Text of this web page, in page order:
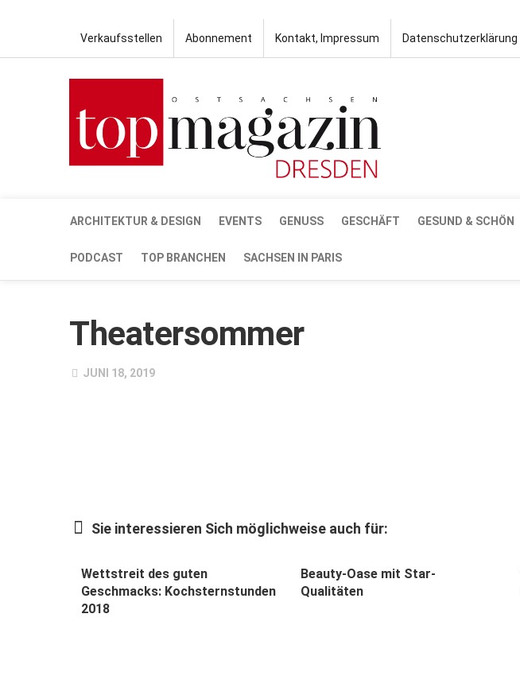
Verkaufsstellen Abonnement Kontakt, Impressum Datenschutzerklärung
ARCHITEKTUR & DESIGN EVENTS GENUSS GESCHÄFT GESUND & SCHÖN
PODCAST TOP BRANCHEN SACHSEN IN PARIS
Theatersommer
JUNI 18, 2019
Sie interessieren Sich möglichweise auch für:
Wettstreit des guten
Geschmacks: Kochsternstunden
2018
Beauty-Oase mit Star-
Qualitäten